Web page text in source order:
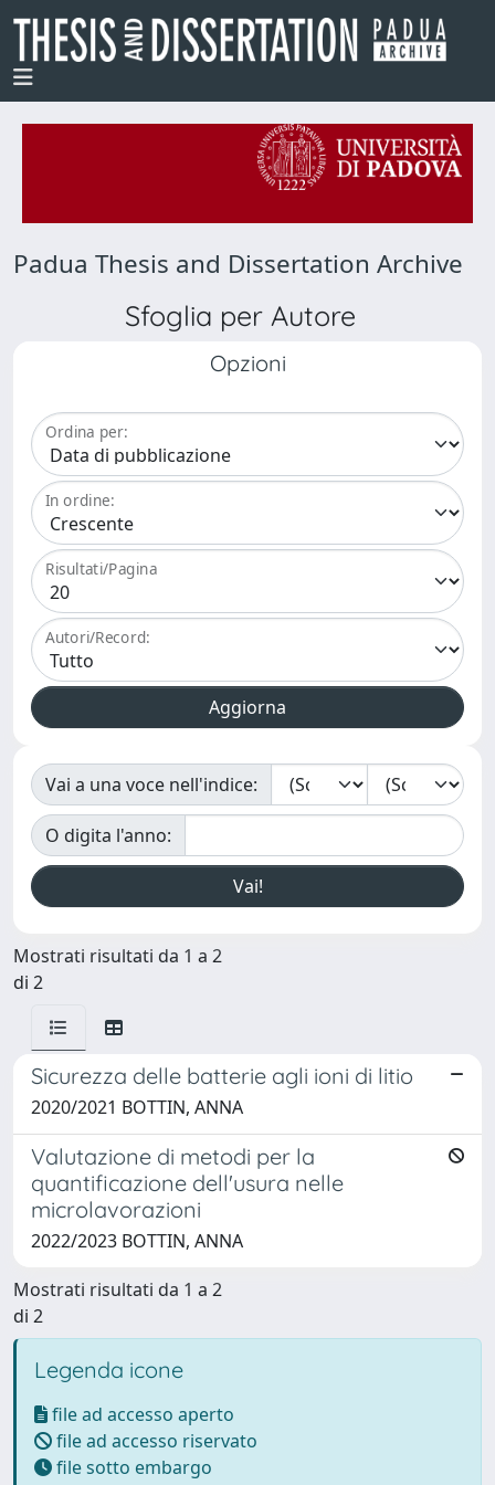
Padua Thesis and Dissertation Archive
Sfoglia per Autore
Opzioni
Ordina per:
In ordine:
Risultati/Pagina
Autori/Record:
Vai a una voce nell'indice:
O digita l'anno:
Mostrati risultati da 1 a 2
di 2
Sicurezza delle batterie agli ioni di litio
2020/2021 BOTTIN, ANNA
Valutazione di metodi per la
quantificazione dell'usura nelle
microlavorazioni
2022/2023 BOTTIN, ANNA
Mostrati risultati da 1 a 2
di 2
Legenda icone
file ad accesso aperto
file ad accesso riservato
file sotto embargo